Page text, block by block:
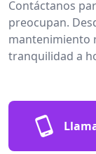
Contáctanos
preocupan.
mantenimiento
tranquilidad a